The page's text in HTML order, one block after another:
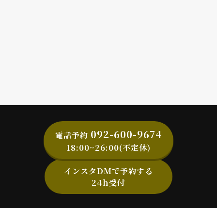
電話予約 092-600-9674
18:00~26:00(不定休)
インスタDMで予約する
24h受付